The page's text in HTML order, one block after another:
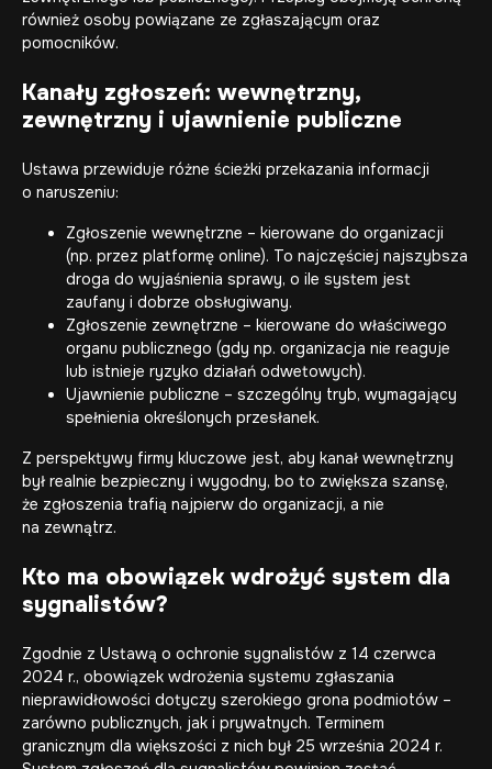
również osoby powiązane ze zgłaszającym oraz
pomocników.
Kanały zgłoszeń: wewnętrzny,
zewnętrzny i ujawnienie publiczne
Ustawa przewiduje różne ścieżki przekazania informacji
o naruszeniu:
Zgłoszenie wewnętrzne – kierowane do organizacji
(np. przez platformę online). To najczęściej najszybsza
droga do wyjaśnienia sprawy, o ile system jest
zaufany i dobrze obsługiwany.
Zgłoszenie zewnętrzne – kierowane do właściwego
organu publicznego (gdy np. organizacja nie reaguje
lub istnieje ryzyko działań odwetowych).
Ujawnienie publiczne – szczególny tryb, wymagający
spełnienia określonych przesłanek.
Z perspektywy firmy kluczowe jest, aby kanał wewnętrzny
był realnie bezpieczny i wygodny, bo to zwiększa szansę,
że zgłoszenia trafią najpierw do organizacji, a nie
na zewnątrz.
Kto ma obowiązek wdrożyć system dla
sygnalistów?
Zgodnie z Ustawą o ochronie sygnalistów z 14 czerwca
2024 r., obowiązek wdrożenia systemu zgłaszania
nieprawidłowości dotyczy szerokiego grona podmiotów –
zarówno publicznych, jak i prywatnych. Terminem
granicznym dla większości z nich był 25 września 2024 r.